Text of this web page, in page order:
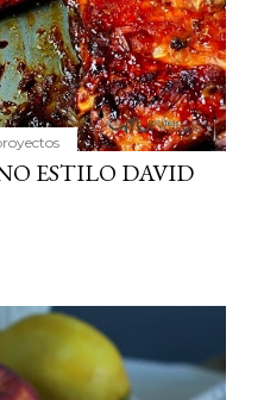
ESTILO DAVID